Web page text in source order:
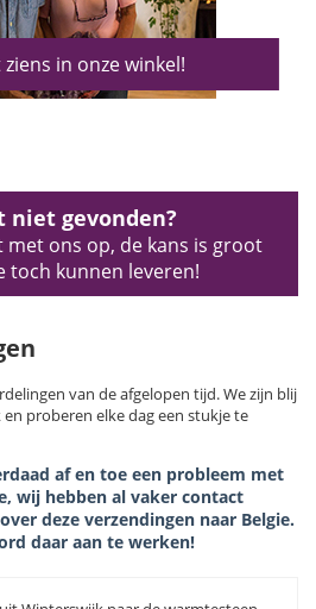
in onze winkel!
niet gevonden?
met ons op, de kans is groot
toch kunnen leveren!
van de afgelopen tijd. We zijn blij
proberen elke dag een stukje te
af en toe een probleem met
wij hebben al vaker contact
deze verzendingen naar Belgie.
daar aan te werken!